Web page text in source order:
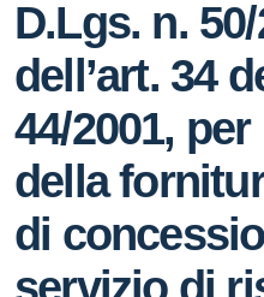
D.Lgs. n.
dell’art. 34
44/2001,
della
di